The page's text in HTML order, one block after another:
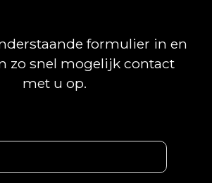
formulier in en
zo snel mogelijk contact
met u op.